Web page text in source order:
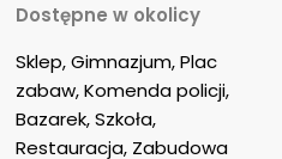
Dostępne w okolicy
Sklep, Gimnazjum, Plac
zabaw, Komenda policji,
Bazarek, Szkoła,
Restauracja, Zabudowa